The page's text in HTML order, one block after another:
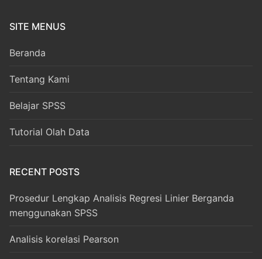
SITE MENUS
Beranda
Tentang Kami
Belajar SPSS
Tutorial Olah Data
RECENT POSTS
Prosedur Lengkap Analisis Regresi Linier Berganda
menggunakan SPSS
Analisis korelasi Pearson